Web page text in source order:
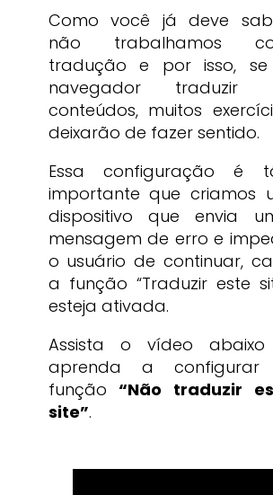
Como você já deve
não trabalhamos
tradução e por isso,
navegador traduzir
conteúdos, muitos
deixarão de fazer sentido.
Essa configuração é
importante que criamos
dispositivo que envia
mensagem de erro e
o usuário de continuar,
a função “Traduzir este
esteja ativada.
Assista o vídeo
aprenda a
função“Não traduzir
site”.